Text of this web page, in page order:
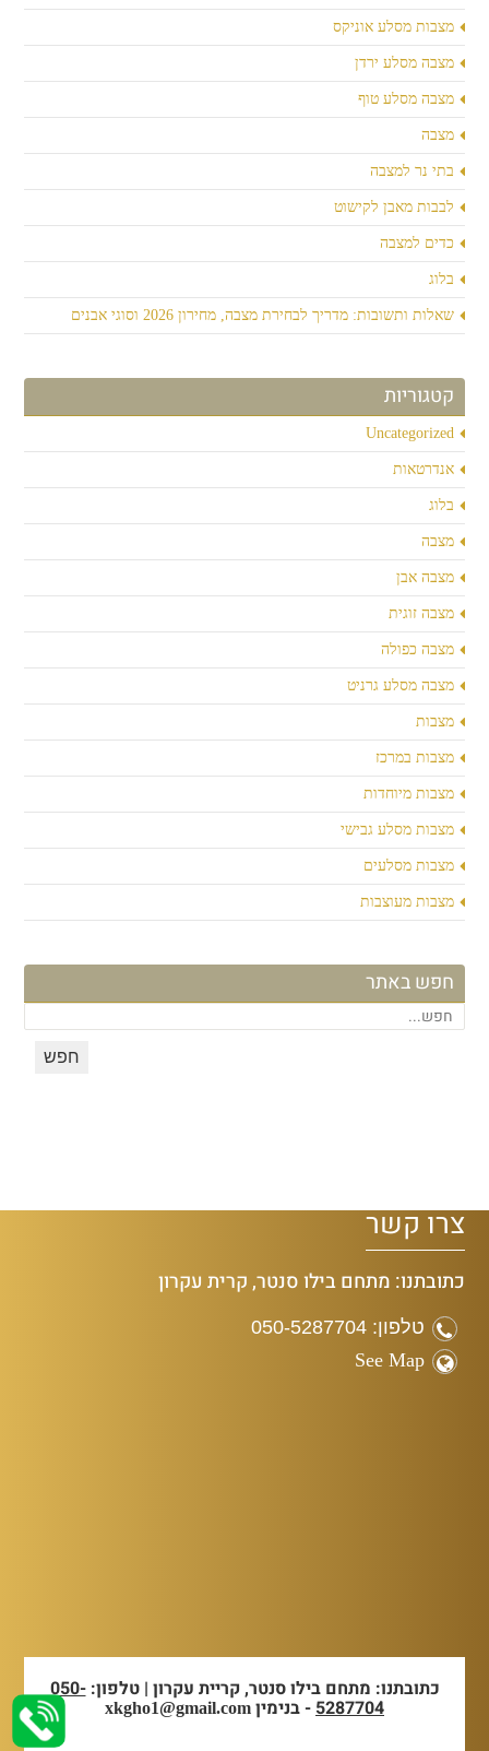
מצבות מסלע אוניקס
מצבה מסלע ירדן
מצבה מסלע טוף
מצבה
בתי נר למצבה
לבבות מאבן לקישוט
כדים למצבה
בלוג
שאלות ותשובות: מדריך לבחירת מצבה, מחירון 2026 וסוגי אבנים
קטגוריות
Uncategorized
אנדרטאות
בלוג
מצבה
מצבה אבן
מצבה זוגית
מצבה כפולה
מצבה מסלע גרניט
מצבות
מצבות במרכז
מצבות מיוחדות
מצבות מסלע גבישי
מצבות מסלעים
מצבות מעוצבות
חפש באתר
צרו קשר
כתובתנו: מתחם בילו סנטר, קרית עקרון
טלפון: 050-5287704
See Map
כתובתנו: מתחם בילו סנטר, קריית עקרון | טלפון:050-
5287704- בנימין xkgho1@gmail.com